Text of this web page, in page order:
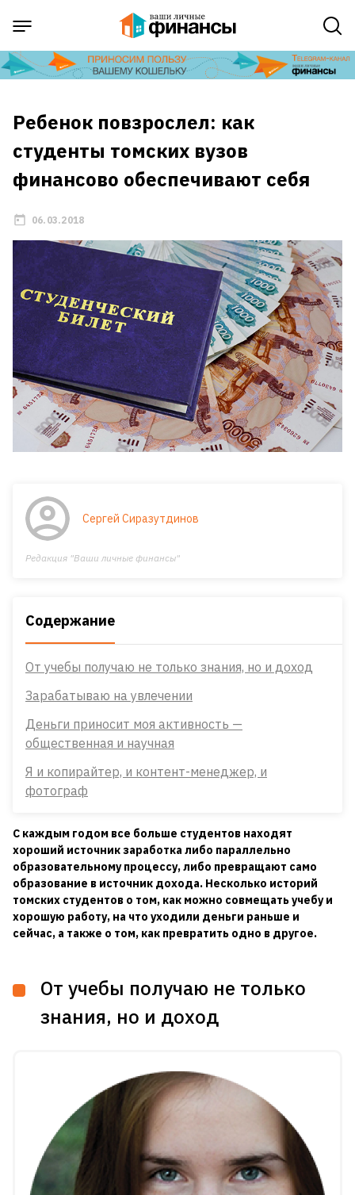
Ребенок повзрослел: как
студенты томских вузов
финансово обеспечивают себя
06.03.2018
Сергей Сиразутдинов
Редакция "Ваши личные финансы"
Содержание
От учебы получаю не только знания, но и доход
Зарабатываю на увлечении
Деньги приносит моя активность —
общественная и научная
Я и копирайтер, и контент-менеджер, и
фотограф
С каждым годом все больше студентов находят
хороший источник заработка либо параллельно
образовательному процессу, либо превращают само
образование в источник дохода. Несколько историй
томских студентов о том, как можно совмещать учебу и
хорошую работу, на что уходили деньги раньше и
сейчас, а также о том, как превратить одно в другое.
От учебы получаю не только
знания, но и доход